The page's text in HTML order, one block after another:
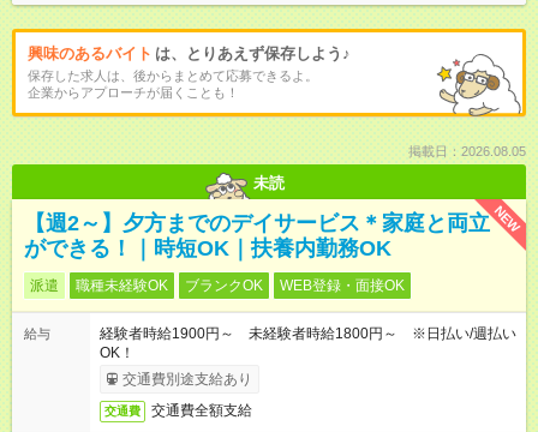
興味のあるバイト は、とりあえず保存しよう♪
保存した求人は、後からまとめて応募できるよ。
企業からアプローチが届くことも！
掲載日：2026.08.05
未読
NEW
【週2～】夕方までのデイサービス＊家庭と両立
ができる！｜時短OK｜扶養内勤務OK
派遣 職種未経験OK ブランクOK WEB登録・面接OK
給与
経験者時給1900円～ 未経験者時給1800円～ ※日払い/週払い
OK！
交通費別途支給あり
交通費 交通費全額支給